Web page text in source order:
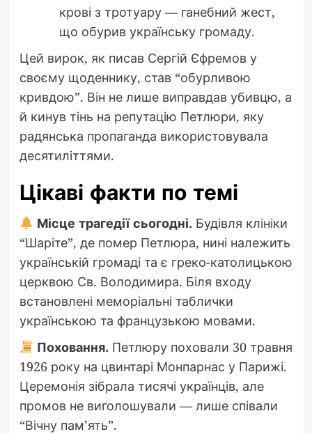
крові з тротуару — ганебний жест,
що обурив українську громаду.
Цей вирок, як писав Сергій Єфремов у
своєму щоденнику, став “обурливою
кривдою”. Він не лише виправдав убивцю, а
й кинув тінь на репутацію Петлюри, яку
радянська пропаганда використовувала
десятиліттями.
Цікаві факти по темі
Місце трагедії сьогодні. Будівля клініки
“Шаріте”, де помер Петлюра, нині належить
українській громаді та є греко-католицькою
церквою Св. Володимира. Біля входу
встановлені меморіальні таблички
українською та французькою мовами.
Поховання. Петлюру поховали 30 травня
1926 року на цвинтарі Монпарнас у Парижі.
Церемонія зібрала тисячі українців, але
промов не виголошували — лише співали
“Вічну пам’ять”.